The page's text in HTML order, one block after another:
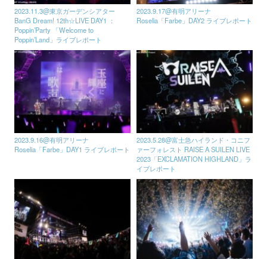
2023.11.3@東京ガーデンシアター
BanG Dream! 12th☆LIVE DAY1 ：
Poppin’Party 「Welcome to
Poppin’Land」ライブレポート
2023.9.17@有明アリーナ
Roselia「Farbe」DAY2 ライブレポート
2023.9.16@有明アリーナ
Roselia「Farbe」DAY1 ライブレポート
2023.5.28@富士急ハイランド・コニフ
ァーフォレスト RAISE A SUILEN LIVE
2023「EXCLAMATION HIGHLAND」ラ
イブレポート